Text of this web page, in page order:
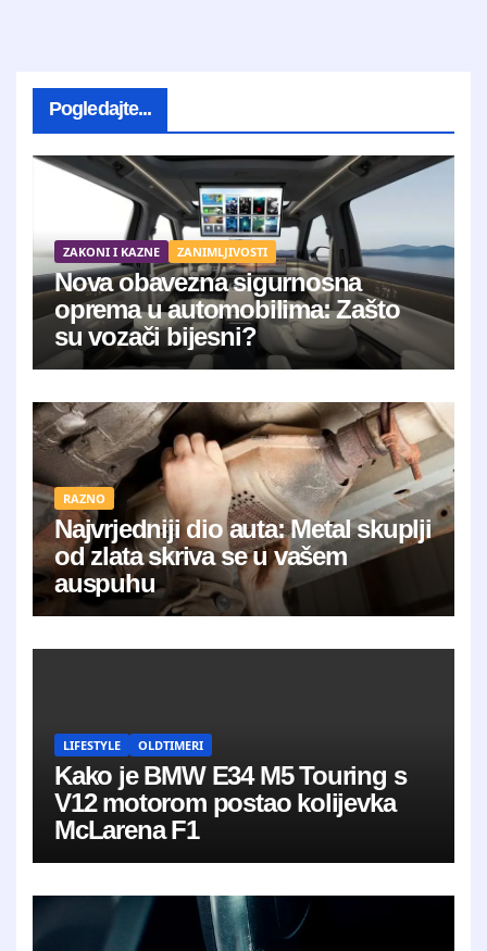
Pogledajte...
ZAKONI I KAZNE ZANIMLJIVOSTI
Nova obavezna sigurnosna
oprema u automobilima: Zašto
su vozači bijesni?
RAZNO
Najvrjedniji dio auta: Metal skuplji
od zlata skriva se u vašem
auspuhu
LIFESTYLE OLDTIMERI
Kako je BMW E34 M5 Touring s
V12 motorom postao kolijevka
McLarena F1